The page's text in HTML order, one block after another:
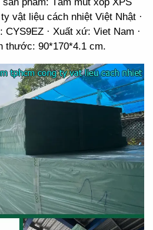
vật liệu cách nhiệt Việt Nhật ·
CYS9EZ · Xuất xứ: Viet Nam ·
thước: 90*170*4.1 cm.